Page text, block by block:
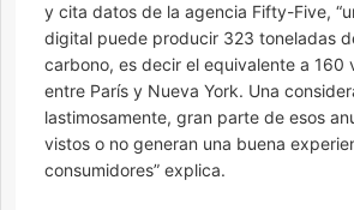
y cita datos de la agencia Fifty-Five,
digital puede producir 323 toneladas
carbono, es decir el equivalente a 160
entre París y Nueva York. Una
lastimosamente, gran parte de esos
vistos o no generan una buena
consumidores” explica.